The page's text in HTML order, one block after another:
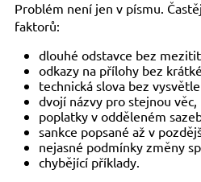
Problém není jen v písmu.
faktorů:
dlouhé odstavce bez
odkazy na přílohy bez
technická slova bez
dvojí názvy pro stejnou věc,
poplatky v odděleném
sankce popsané až v
nejasné podmínky změny
chybějící příklady.